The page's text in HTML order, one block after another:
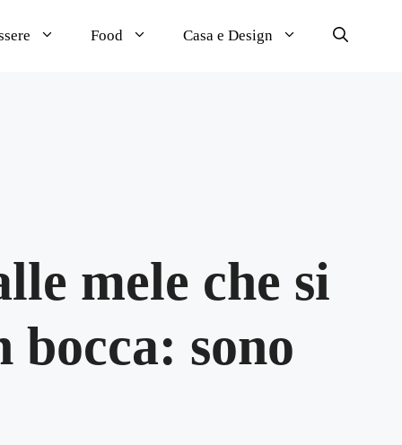
Food Casa e Design
mele che si
bocca: sono